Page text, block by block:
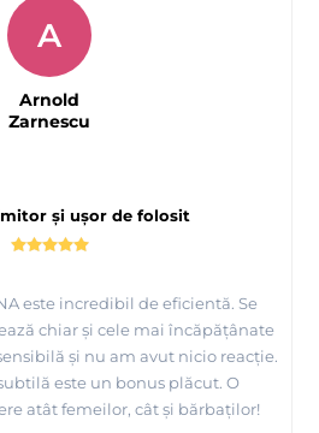
și ușor de folosit
este incredibil de eficientă. Se
chiar și cele mai încăpățânate
și nu am avut nicio reacție.
este un bonus plăcut. O
atât femeilor, cât și bărbaților!
A
Arnold
Zarnescu